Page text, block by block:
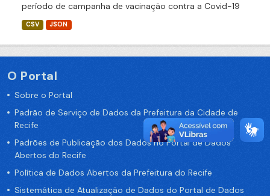
período de campanha de vacinação contra a Covid-19
CSV JSON
O Portal
Sobre o Portal
Padrão de Serviço de Dados da Prefeitura da Cidade de
Recife
Padrões de Publicação dos Dados no Portal de Dados
Abertos do Recife
Política de Dados Abertos da Prefeitura do Recife
Sistemática de Atualização de Dados do Portal de Dados